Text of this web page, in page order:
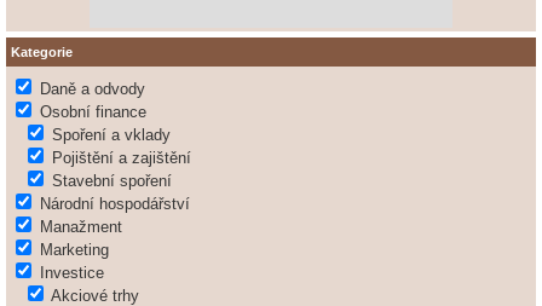
Kategorie
Daně a odvody
Osobní finance
Spoření a vklady
Pojištění a zajištění
Stavební spoření
Národní hospodářství
Manažment
Marketing
Investice
Akciové trhy